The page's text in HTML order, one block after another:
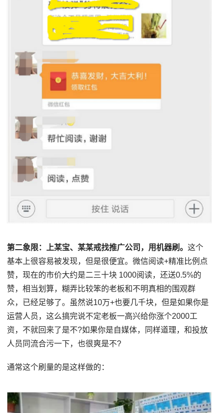
第二象限：上某宝、某某戒找推广公司，用机器刷。这个
基本上很容易被发现，但是很便宜。微信阅读+精准比例点
赞，现在的市价大约是二三十块 1000阅读，还送0.5%的
赞，相当划算，糊弄比较笨的老板和不明真相的围观群
众，已经足够了。虽然说10万+也要几千块，但是如果你是
运营人员，这么搞完说不定老板一高兴给你涨个2000工
资，不就回来了是不?如果你是自媒体，同样道理，和投放
人员同流合污一下，也很爽是不?
通常这个刷量的是这样做的：